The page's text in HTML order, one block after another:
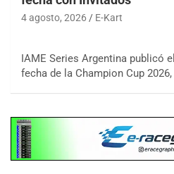
4 agosto, 2026 E-Kart
IAME Series Argentina publicó
fecha de la Champion Cup